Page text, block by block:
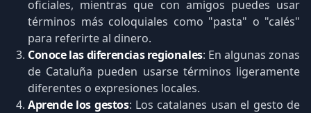
oficiales, mientras que con amigos puedes usar
términos más coloquiales como "pasta" o "calés"
para referirte al dinero.
Conoce las diferencias regionales: En algunas zonas
de Cataluña pueden usarse términos ligeramente
diferentes o expresiones locales.
Aprende los gestos: Los catalanes usan el gesto de